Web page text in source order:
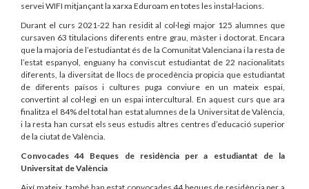
servei WIFI mitjançant la xarxa Eduroam en totes les instal·lacions.
Durant el curs 2021-22 han residit al col·legi major 125 alumnes que
cursaven 63 titulacions diferents entre grau, màster i doctorat. Encara
que la majoria de l’estudiantat és de la Comunitat Valenciana i la resta de
l’estat espanyol, enguany ha conviscut estudiantat de 22 nacionalitats
diferents, la diversitat de llocs de procedència propicia que estudiantat
de diferents països i cultures puga conviure en un mateix espai,
convertint al col·legi en un espai intercultural. En aquest curs que ara
finalitza el 84% del total han estat alumnes de la Universitat de València,
i la resta han cursat els seus estudis altres centres d’educació superior
de la ciutat de València.
Convocades 44 Beques de residència per a estudiantat de la
Universitat de València